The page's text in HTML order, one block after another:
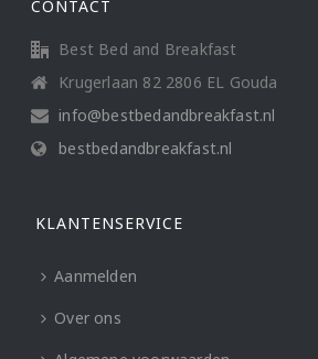
CONTACT
Best Bed and Breakfast
Krugerlaan 82 2806 EL Gouda
info@bestbedandbreakfast.nl
bestbedandbreakfast.nl
KLANTENSERVICE
Aanmelden
Over ons